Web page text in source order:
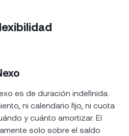
es de duración indefinida.
ni calendario fijo, ni cuota
y cuánto amortizar. El
solo sobre el saldo